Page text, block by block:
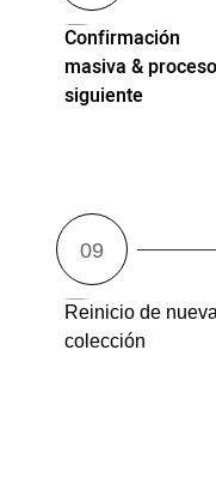
Confirmación
masiva & proceso
siguiente
Reinicio de nueva
colección